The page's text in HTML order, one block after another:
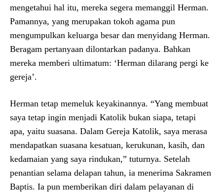
mengetahui hal itu, mereka segera memanggil Herman.
Pamannya, yang merupakan tokoh agama pun
mengumpulkan keluarga besar dan menyidang Herman.
Beragam pertanyaan dilontarkan padanya. Bahkan
mereka memberi ultimatum: ‘Herman dilarang pergi ke
gereja’.
Herman tetap memeluk keyakinannya. “Yang membuat
saya tetap ingin menjadi Katolik bukan siapa, tetapi
apa, yaitu suasana. Dalam Gereja Katolik, saya merasa
mendapatkan suasana kesatuan, kerukunan, kasih, dan
kedamaian yang saya rindukan,” tuturnya. Setelah
penantian selama delapan tahun, ia menerima Sakramen
Baptis. Ia pun memberikan diri dalam pelayanan di